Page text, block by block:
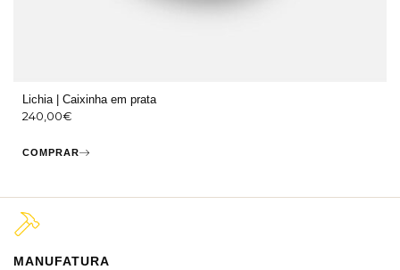
Lichia | Caixinha em prata
240,00€
COMPRAR
MANUFATURA